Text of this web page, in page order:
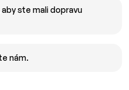
ste mali dopravu
nám.